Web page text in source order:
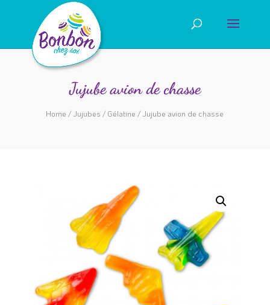
Jujube avion de chasse
Home / Jujubes / Gélatine / Jujube avion de chasse